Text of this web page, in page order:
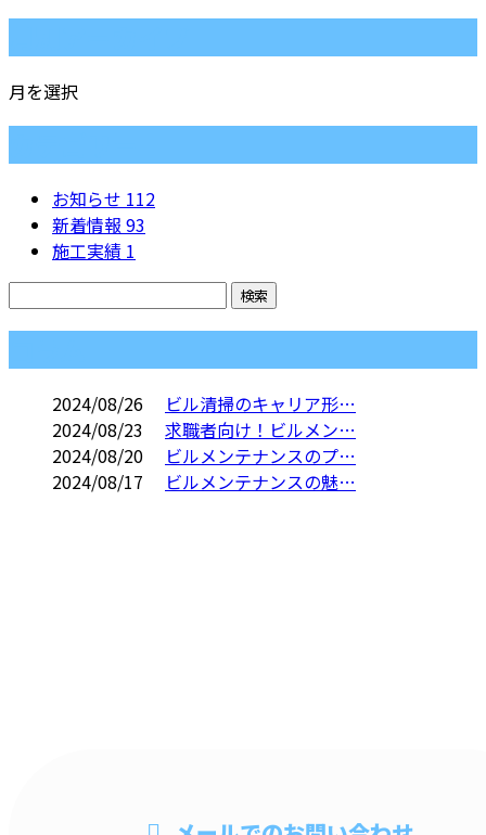
月を選択
お知らせ 112
新着情報 93
施工実績 1
2024/08/26
ビル清掃のキャリア形…
2024/08/23
求職者向け！ビルメン…
2024/08/20
ビルメンテナンスのプ…
2024/08/17
ビルメンテナンスの魅…